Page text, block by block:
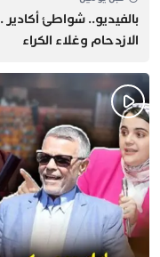
بالفيديو.. شواطئ أكادير ..
الازدحام وغلاء الكراء